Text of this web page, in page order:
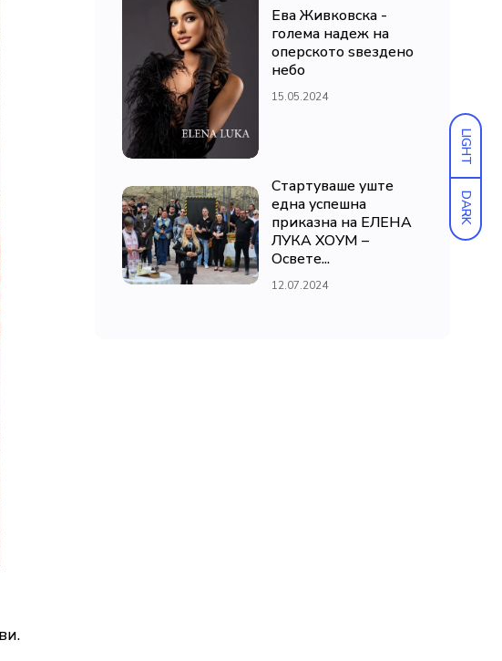
LIGHT
DARK
Ева Живковска -
голема надеж на
оперското ѕвездено
небо
15.05.2024
Стартуваше уште
една успешна
приказна на ЕЛЕНА
ЛУКА ХОУМ –
Освете...
12.07.2024